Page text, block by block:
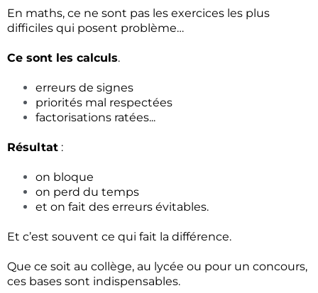
En maths, ce ne sont pas les exercices les plus
difficiles qui posent problème…
Ce sont les calculs.
erreurs de signes
priorités mal respectées
factorisations ratées...
Résultat :
on bloque
on perd du temps
et on fait des erreurs évitables.
Et c’est souvent ce qui fait la différence.
Que ce soit au collège, au lycée ou pour un concours,
ces bases sont indispensables.